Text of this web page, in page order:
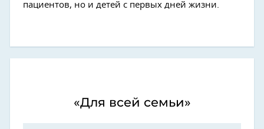
пациентов, но и детей с первых дней жизни.
«Для всей семьи»